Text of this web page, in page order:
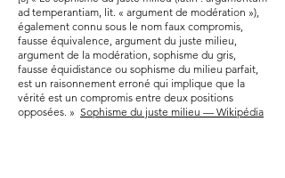
ad temperantiam, lit. « argument de modération »),
également connu sous le nom faux compromis,
fausse équivalence, argument du juste milieu,
argument de la modération, sophisme du gris,
fausse équidistance ou sophisme du milieu parfait,
est un raisonnement erroné qui implique que la
vérité est un compromis entre deux positions
opposées. » Sophisme du juste milieu — Wikipédia